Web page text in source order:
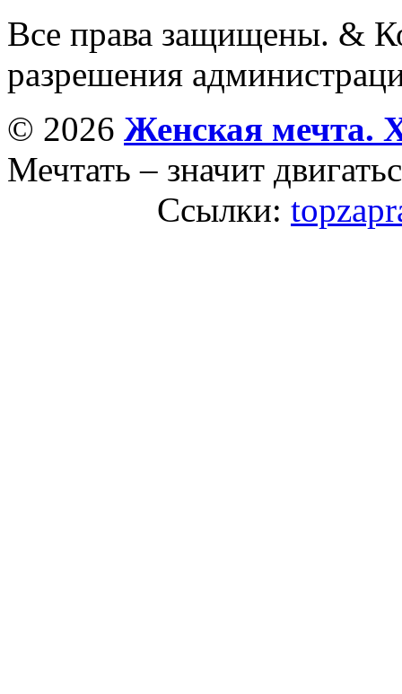
Все права защищены. &
разрешения
© 2026 Женская мечта.
Мечтать – значит
Ссылки: